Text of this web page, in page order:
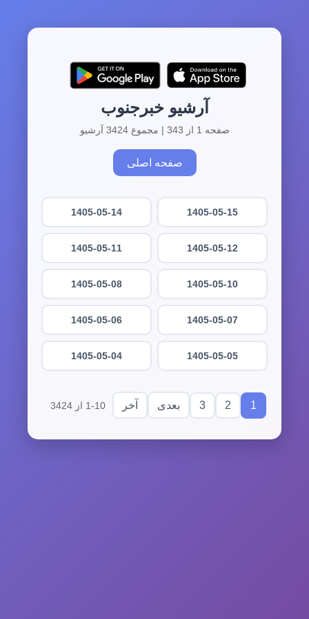
آرشیو خبرجنوب
صفحه 1 از 343 | مجموع 3424 آرشیو
صفحه اصلی
1405-05-15
1405-05-14
1405-05-12
1405-05-11
1405-05-10
1405-05-08
1405-05-07
1405-05-06
1405-05-05
1405-05-04
1
2
3 بعدی آخر 1-10 از 3424